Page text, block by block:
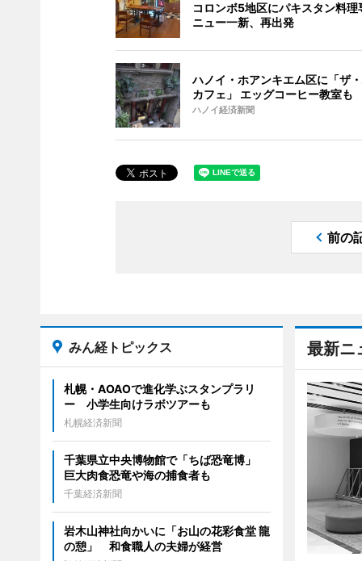
コロンボ5地区にパキスタン料理
ニュー一新、再出発
ハノイ・ホアンキエム区に「ザ
カフェ」 エッグコーヒー教室も
ハノイ経済新聞
前の
最新ニ
みん経トピックス
札幌・AOAOで進化学ぶスタンプラリ
ー 小学生向けラボツアーも
札幌経済新聞
千葉県立中央博物館で「ちば恐竜博」
巨大肉食恐竜や海の捕食者も
千葉経済新聞
岩木山神社向かいに「お山の花彩食堂 龍
の憩」 和食職人の夫婦が経営